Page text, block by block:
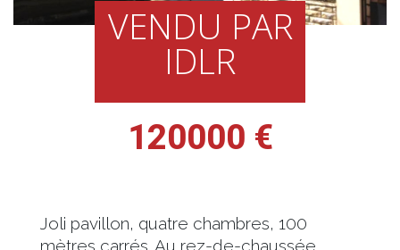
VENDU PAR
IDLR
120000 €
Joli pavillon, quatre chambres, 100
mètres carrés. Au rez-de-chaussée